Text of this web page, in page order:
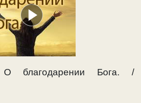
О благодарении Бога. /